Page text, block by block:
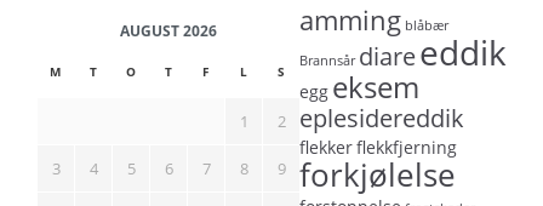
AUGUST 2026
M T O T F L S
1 2
3 4 5 6 7 8 9
amming blåbær
Brannsår diareeddik
egg eksem
eplesidereddik
flekkerflekkfjerning
forkjølelse